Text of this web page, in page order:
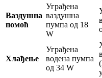
Ваздушна
помоћ
Уграђена
ваздушна
пумпа од 18
W
Хлађење
Уграђена
водена пумпа
од 34 W